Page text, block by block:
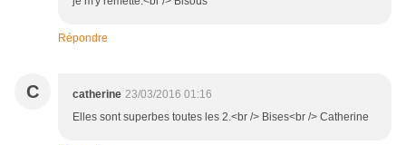
Répondre
C catherine 23/03/2016 01:16
Elles sont superbes toutes les 2.<br /> Bises<br /> Catherine